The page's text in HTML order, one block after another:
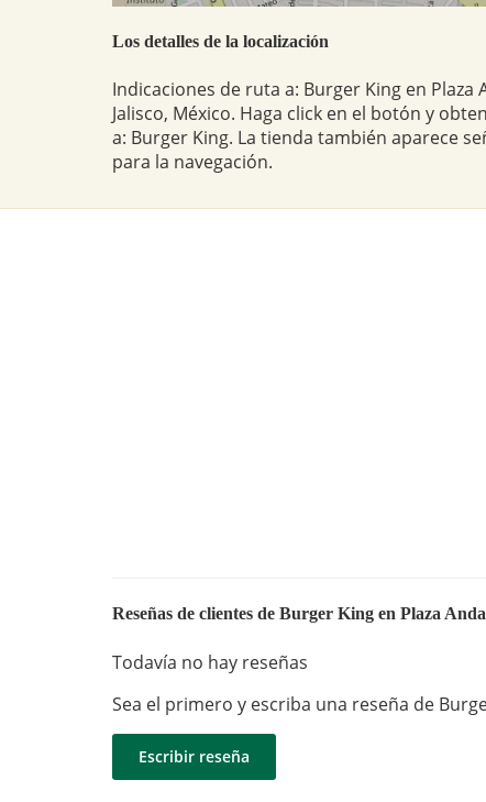
Los detalles de la localización
Indicaciones de ruta a: Burger King en Plaza
Jalisco, México. Haga click en el botón y
a: Burger King. La tienda también aparece
para la navegación.
Reseñas de clientes de Burger King en Plaza
Todavía no hay reseñas
Sea el primero y escriba una reseña de
Escribir reseña